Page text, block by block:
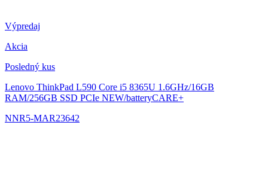
Výpredaj
Akcia
Posledný kus
Lenovo ThinkPad L590 Core i5 8365U 1.6GHz/16GB
RAM/256GB SSD PCIe NEW/batteryCARE+
NNR5-MAR23642